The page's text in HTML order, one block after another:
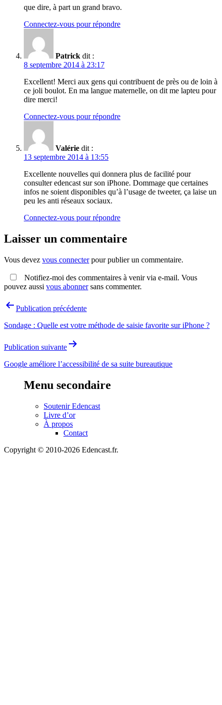
que dire, à part un grand bravo.
Connectez-vous pour répondre
Patrick dit :
8 septembre 2014 à 23:17
Excellent! Merci aux gens qui contribuent de près ou de loin à
ce joli boulot. En ma langue maternelle, on dit me lapteu pour
dire merci!
Connectez-vous pour répondre
Valérie dit :
13 septembre 2014 à 13:55
Excellente nouvelles qui donnera plus de facilité pour
consulter edencast sur son iPhone. Dommage que certaines
infos ne soient disponibles qu’à l’usage de tweeter, ça laise un
peu les anti réseaux sociaux.
Connectez-vous pour répondre
Laisser un commentaire
Vous devez vous connecterpour publier un commentaire.
Notifiez-moi des commentaires à venir via e-mail. Vous
pouvez aussi vous abonnersans commenter.
Navigation
l’article
Publication précédente
Sondage : Quelle est votre méthode de saisie favorite sur iPhone ?
Publication suivante
Google améliore l’accessibilité de sa suite bureautique
Menu secondaire
Soutenir Edencast
Livre d’or
À propos
Contact
Copyright © 2010-2026 Edencast.fr.